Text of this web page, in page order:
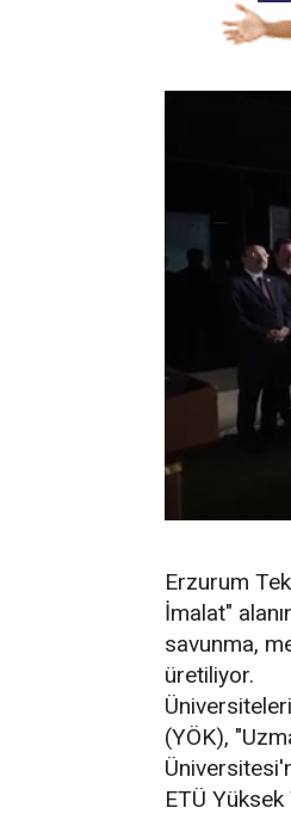
Erzurum
İmalat"
savunma,
üretiliyor.
(YÖK),
ETÜ